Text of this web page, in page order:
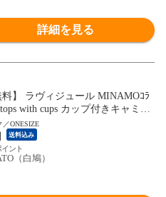
詳細を見る
料】 ラヴィジュール MINAMOｺﾗ
with cups カップ付きキャミソ
プス ルームウェア RAVIJOUR
ONESIZE
送料込み
（白鳩）